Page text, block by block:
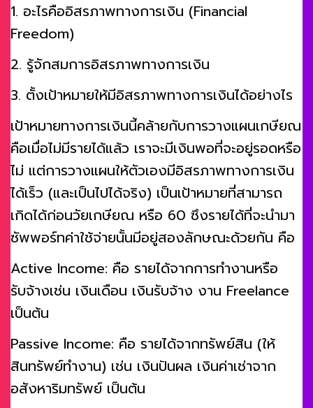
1. อะไรคืออิสรภาพทางการเงิน (Financial
Freedom)
2. รู้จักสมการอิสรภาพทางการเงิน
3. ตั้งเป้าหมายให้มีอิสรภาพทางการเงินได้อย่างไร
เป้าหมายทางการเงินนี้คล้ายกับการวางแผนเกษียณ
คือเมื่อไม่มีรายได้แล้ว เราจะมีเงินพอที่จะอยู่รอดหรือ
ไม่ แต่การวางแผนให้ตัวเองมีอิสรภาพทางการเงิน
ได้เร็ว (และเป็นไปได้จริง) เป็นเป้าหมายที่สามารถ
เกิดได้ก่อนวัยเกษียณ หรือ 60 ซึงรายได้ที่จะนำมา
ซัพพอร์ทค่าใช้จ่ายนั้นมีอยู่สองลักษณะด้วยกัน คือ
Active Income: คือ รายได้จากการทำงานหรือ
รับจ้างเช่น เงินเดือน เงินรับจ้าง งาน Freelance
เป็นต้น
Passive Income: คือ รายได้จากทรัพย์สิน (ให้
สินทรัพย์ทำงาน) เช่น เงินปันผล เงินค่าเช่าจาก
อสังหาริมทรัพย์ เป็นต้น